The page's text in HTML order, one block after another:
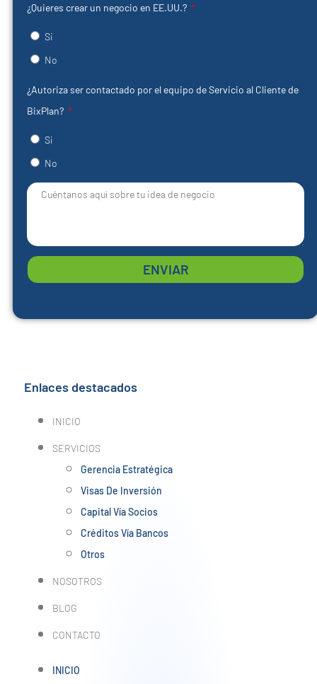
¿Quieres crear un negocio en EE.UU.?
Si
No
¿Autoriza ser contactado por el equipo de Servicio al Cliente de
BixPlan?
Si
No
ENVIAR
Enlaces destacados
INICIO
SERVICIOS
Gerencia Estratégica
Visas De Inversión
Capital Vía Socios
Créditos Vía Bancos
Otros
NOSOTROS
BLOG
CONTACTO
INICIO